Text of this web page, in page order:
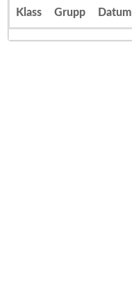
Klass Grupp Datum